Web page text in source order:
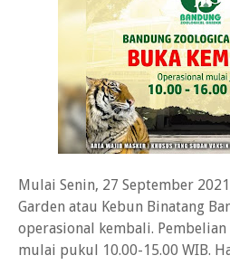
Mulai Senin, 27 September
Garden atau Kebun Binatang
operasional kembali.
mulai pukul 10.00-15.00 WIB.